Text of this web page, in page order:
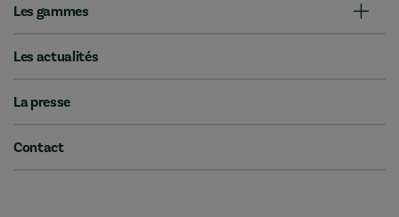
Les gammes
Les actualités
La presse
Contact